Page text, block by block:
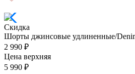
Скидка
Шорты джинсовые удлиненные/
2 990 ₽
Цена верхняя
5 990 ₽